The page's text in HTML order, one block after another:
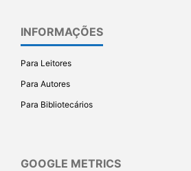
INFORMAÇÕES
Para Leitores
Para Autores
Para Bibliotecários
GOOGLE METRICS